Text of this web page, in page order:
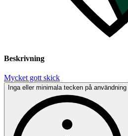
Beskrivning
Mycket gott skick
Inga eller minimala tecken på användning